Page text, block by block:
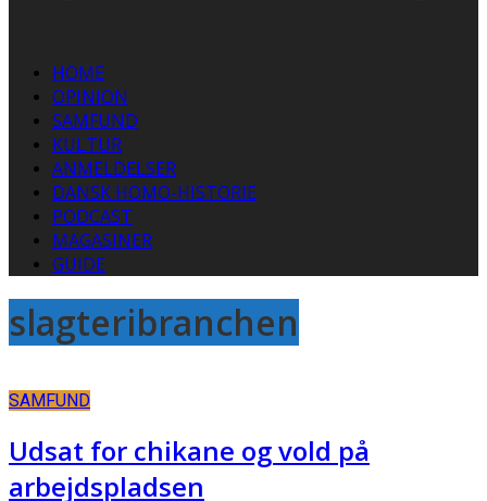
HOME
OPINION
SAMFUND
KULTUR
ANMELDELSER
DANSK HOMO-HISTORIE
PODCAST
MAGASINER
GUIDE
slagteribranchen
SAMFUND
Udsat for chikane og vold på
arbejdspladsen